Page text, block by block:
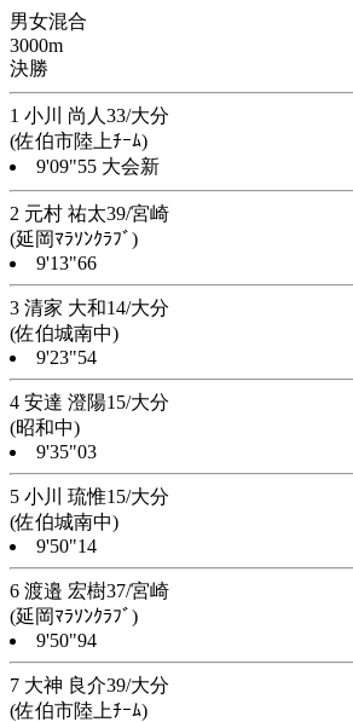
男女混合
3000m
決勝
1 小川 尚人33/大分
(佐伯市陸上ﾁｰﾑ)
9'09"55 大会新
2 元村 祐太39/宮崎
(延岡ﾏﾗｿﾝｸﾗﾌﾞ)
9'13"66
3 清家 大和14/大分
(佐伯城南中)
9'23"54
4 安達 澄陽15/大分
(昭和中)
9'35"03
5 小川 琉惟15/大分
(佐伯城南中)
9'50"14
6 渡邉 宏樹37/宮崎
(延岡ﾏﾗｿﾝｸﾗﾌﾞ)
9'50"94
7 大神 良介39/大分
(佐伯市陸上ﾁｰﾑ)